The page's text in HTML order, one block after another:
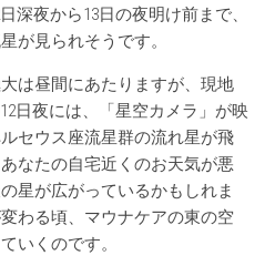
深夜から13日の夜明け前まで、
が見られそうです。
は昼間にあたりますが、現地
日夜には、「星空カメラ」が映
セウス座流星群の流れ星が飛
なたの自宅近くのお天気が悪
星が広がっているかもしれま
わる頃、マウナケアの東の空
いくのです。